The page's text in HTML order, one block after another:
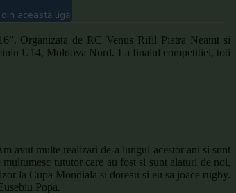
această ligă.
Organizata de RC Venus Rifil Piatra Neamt si
U14, Moldova Nord. La finalul competitiei, toti
avut multe realizari de-a lungul acestor ani si sunt
tututor care au fost si sunt alaturi de noi,
la Cupa Mondiala si doreau si eu sa joace rugby.
Popa.